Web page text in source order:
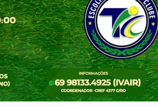
a estudantes na escola
R$ 29 mi